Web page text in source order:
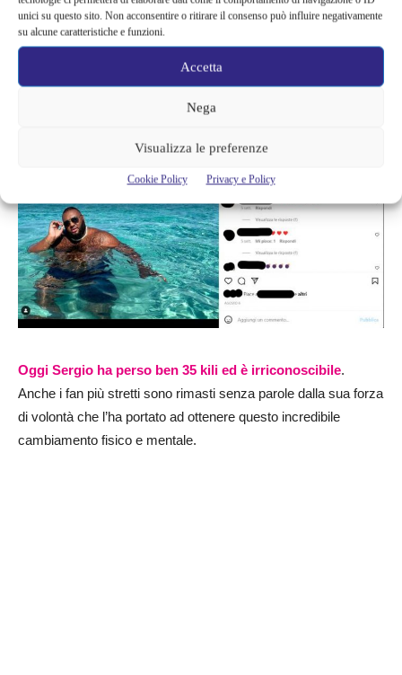
unici su questo sito. Non acconsentire o ritirare il consenso può influire negativamente
su alcune caratteristiche e funzioni.
Accetta
Nega
Visualizza le preferenze
Cookie Policy Privacy e Policy
Inoltre, ha passato anche un momento drammatico a causa
della morte del padre che gli ha sicuramente causato molto
Oggi Sergio ha perso ben 35 kili ed è irriconoscibile.
Anche i fan più stretti sono rimasti senza parole dalla sua forza
di volontà che l’ha portato ad ottenere questo incredibile
cambiamento fisico e mentale.